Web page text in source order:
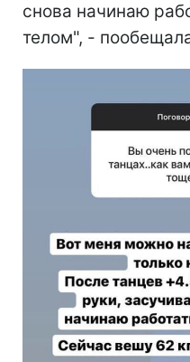
снова начинаю
телом", -